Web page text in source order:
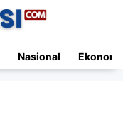
Nasional Ekonomi